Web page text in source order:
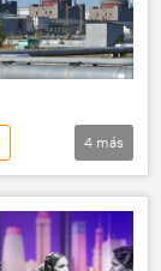
📰 Operación rusa de desmilitarización y desnazificación de Ucrania
4 más